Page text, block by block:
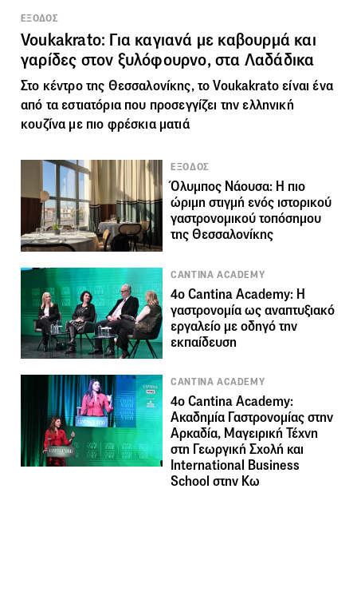
ΕΞΟΔΟΣ
Voukakrato: Για καγιανά με καβουρμά και
γαρίδες στον ξυλόφουρνο, στα Λαδάδικα
Στο κέντρο της Θεσσαλονίκης, το Voukakrato είναι ένα
από τα εστιατόρια που προσεγγίζει την ελληνική
κουζίνα με πιο φρέσκια ματιά
ΕΞΟΔΟΣ
Όλυμπος Νάουσα: Η πιο
ώριμη στιγμή ενός ιστορικού
γαστρονομικού τοπόσημου
της Θεσσαλονίκης
CANTINA ACADEMY
4ο Cantina Academy: Η
γαστρονομία ως αναπτυξιακό
εργαλείο με οδηγό την
εκπαίδευση
CANTINA ACADEMY
4ο Cantina Academy:
Ακαδημία Γαστρονομίας στην
Αρκαδία, Μαγειρική Τέχνη
στη Γεωργική Σχολή και
International Business
School στην Κω